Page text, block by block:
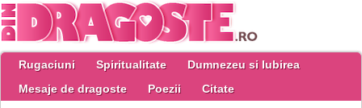
Rugaciuni Spiritualitate
Dumnezeu si Iubirea
Mesaje de dragoste
Poezii Citate